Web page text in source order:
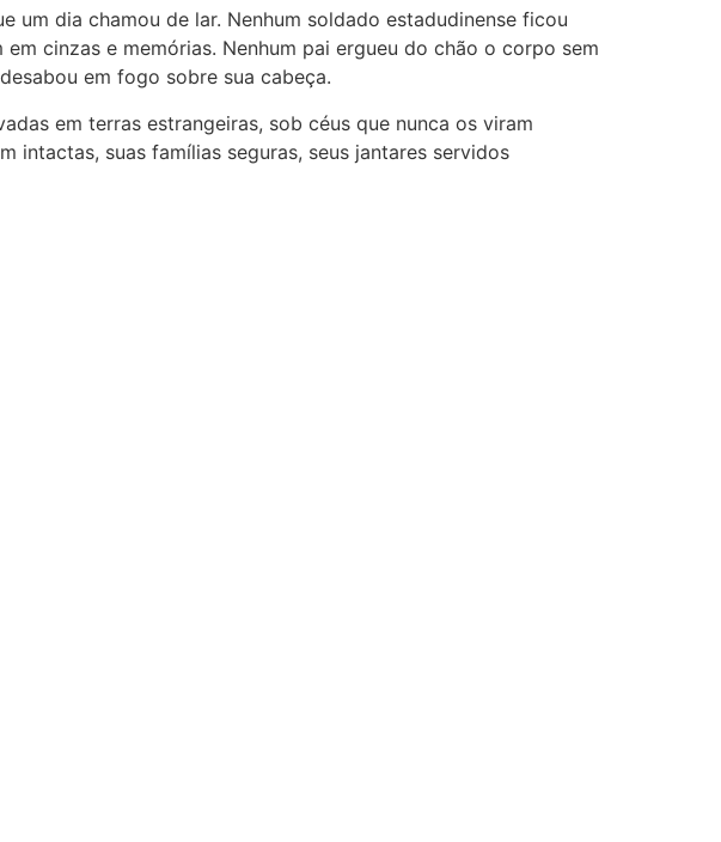
um dia chamou de lar. Nenhum soldado estadudinense ficou
cinzas e memórias. Nenhum pai ergueu do chão o corpo sem
em fogo sobre sua cabeça.
em terras estrangeiras, sob céus que nunca os viram
intactas, suas famílias seguras, seus jantares servidos